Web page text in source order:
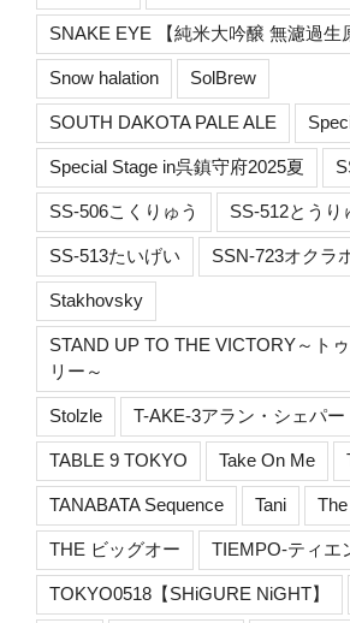
SNAKE EYE 【純米大吟醸 無濾過生
Snow halation SolBrew
SOUTH DAKOTA PALE ALE
Special Stage in呉鎮守府2025夏
SS-506こくりゅう SS-512とうり
SS-513たいげい SSN-723オクラ
Stakhovsky
STAND UP TO THE VICTORY～ト
リー～
Stolzle T-AKE-3アラン・シェパー
TABLE 9 TOKYO Take On Me
TANABATA Sequence Tani
THE ビッグオー TIEMPO-ティエ
TOKYO0518【SHiGURE NiGHT】